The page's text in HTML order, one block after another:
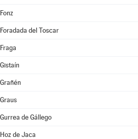
Fonz
Foradada del Toscar
Fraga
Gistaín
Grañén
Graus
Gurrea de Gállego
Hoz de Jaca